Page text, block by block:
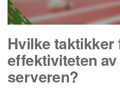
Hvilke taktikker
effektiviteten
serveren?